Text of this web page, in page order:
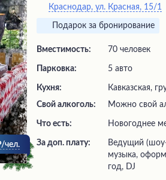
/чел.
Краснодар, ул. Красная, 15/1
Подарок за бронирование
Вместимость: 70 человек
Парковка: 5 авто
Кухня:
Кавказская,
Свой алкоголь:
Можно свой
Что есть: новогоднее
За доп. плату:
ведущий (шоу-программа), живая
музыка,
год, DJ